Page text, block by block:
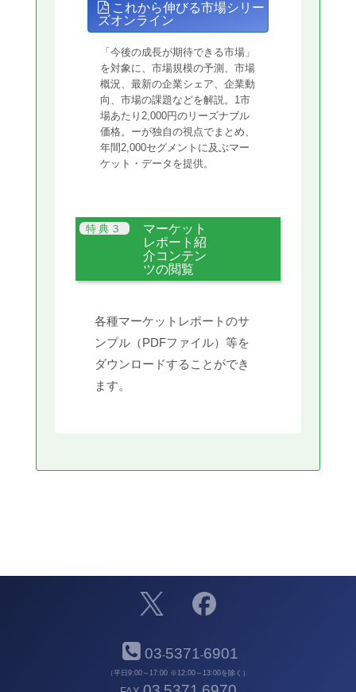
これから伸びる市場シリー
ズオンライン
「今後の成長が期待できる市場」
を対象に、市場規模の予測、市場
概況、最新の企業シェア、企業動
向、市場の課題などを解説。1市
場あたり2,000円のリーズナブル
価格。ーが独自の視点でまとめ、
年間2,000セグメントに及ぶマー
ケット・データを提供。
マーケット
レポート紹
介コンテン
ツの閲覧
各種マーケットレポートのサ
ンプル（PDFファイル）等を
ダウンロードすることができ
ます。
03-5371-6901
（平日9:00～17:00 ※12:00～13:00を除く）